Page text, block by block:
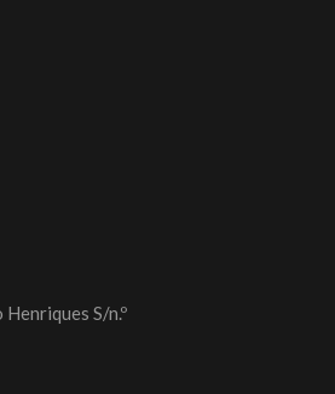
S/n.º